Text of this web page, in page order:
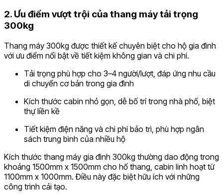
2. Ưu điểm vượt trội của thang máy tải trọng
300kg
Thang máy 300kg được thiết kế chuyên biệt cho hộ gia đình
với ưu điểm nổi bật về tiết kiệm không gian và chi phí.
Tải trọng phù hợp cho 3–4 người/lượt, đáp ứng nhu cầu
di chuyển cơ bản trong gia đình
Kích thước cabin nhỏ gọn, dễ bố trí trong nhà phố, biệt
thự liền kề
Tiết kiệm điện năng và chi phí bảo trì, phù hợp ngân
sách trung bình của nhiều hộ
Kích thước thang máy gia đình 300kg thường dao động trong
khoảng 1500mm x 1500mm cho hố thang, cabin linh hoạt từ
1100mm x 1000mm. Điều này đặc biệt hữu ích với những
công trình cải tạo.